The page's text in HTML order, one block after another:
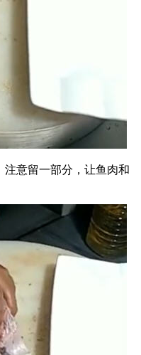
注意留一部分，让鱼肉和